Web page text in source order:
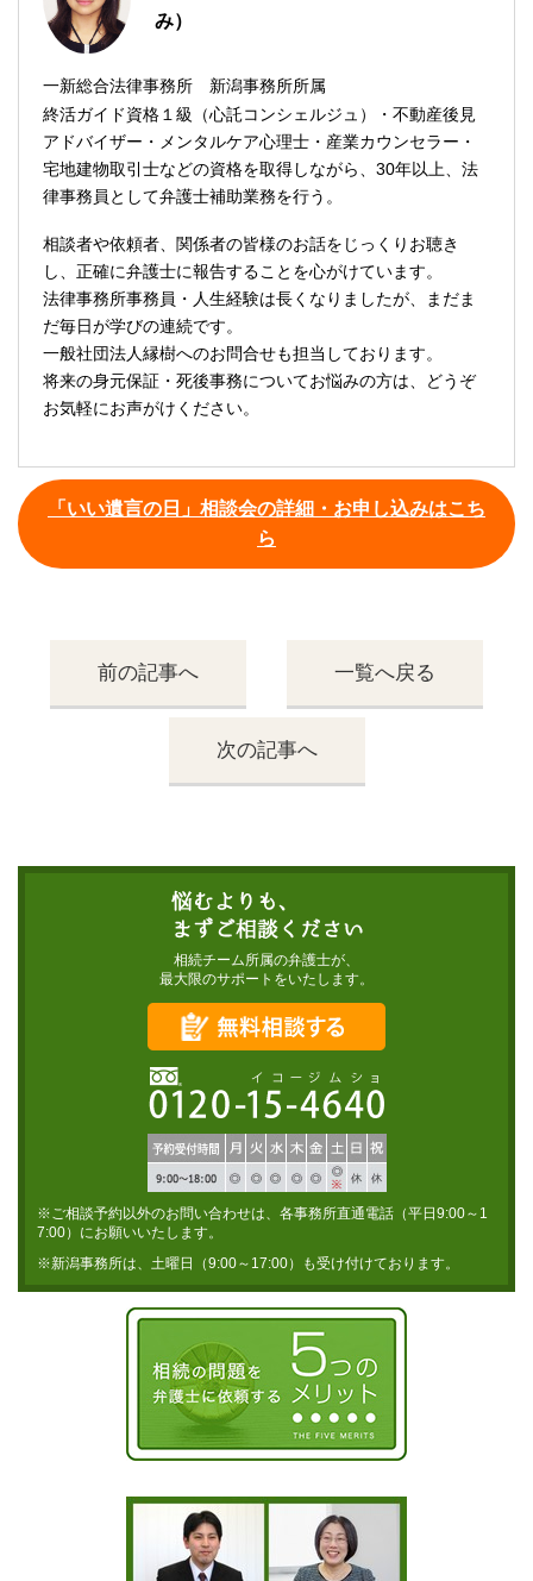
み）
一新総合法律事務所 新潟事務所所属
終活ガイド資格１級（心託コンシェルジュ）・不動産後見
アドバイザー・メンタルケア心理士・産業カウンセラー・
宅地建物取引士などの資格を取得しながら、30年以上、法
律事務員として弁護士補助業務を行う。
相談者や依頼者、関係者の皆様のお話をじっくりお聴き
し、正確に弁護士に報告することを心がけています。
法律事務所事務員・人生経験は長くなりましたが、まだま
だ毎日が学びの連続です。
一般社団法人縁樹へのお問合せも担当しております。
将来の身元保証・死後事務についてお悩みの方は、どうぞ
お気軽にお声がけください。
「いい遺言の日」相談会の詳細・お申し込みはこち
ら
前の記事へ 一覧へ戻る
次の記事へ
相続チーム所属の弁護士が、
最大限のサポートをいたします。
※ご相談予約以外のお問い合わせは、各事務所直通電話（平日9:00～1
7:00）にお願いいたします。
※新潟事務所は、土曜日（9:00～17:00）も受け付けております。